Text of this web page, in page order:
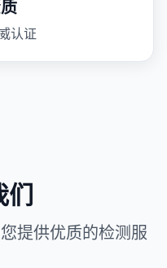
认证
们
提供优质的检测服